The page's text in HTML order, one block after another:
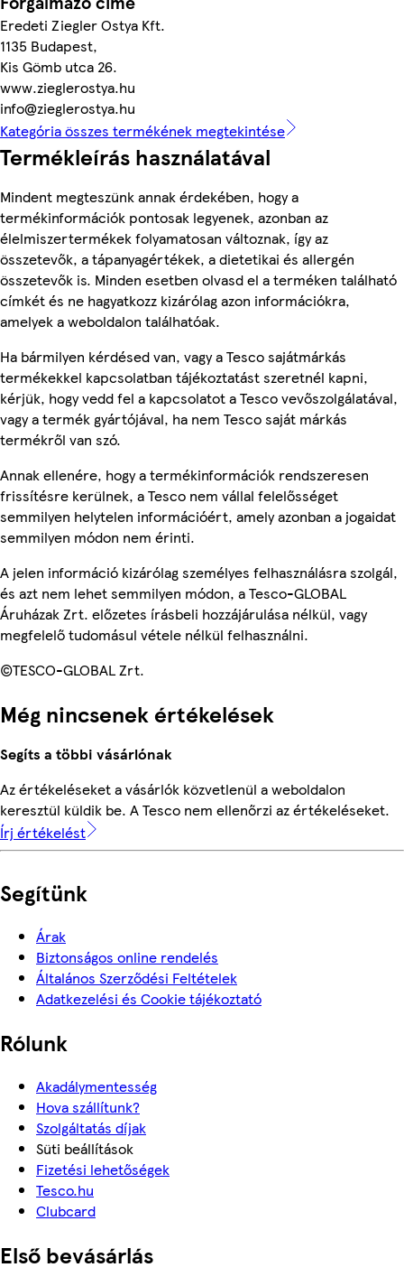
Eredeti Ziegler Ostya Kft.
1135 Budapest,
Kis Gömb utca 26.
www.zieglerostya.hu
info@zieglerostya.hu
Kategória összes termékének megtekintése
Termékleírás használatával
Mindent megteszünk annak érdekében, hogy a
termékinformációk pontosak legyenek, azonban az
élelmiszertermékek folyamatosan változnak, így az
összetevők, a tápanyagértékek, a dietetikai és allergén
összetevők is. Minden esetben olvasd el a terméken található
címkét és ne hagyatkozz kizárólag azon információkra,
amelyek a weboldalon találhatóak.
Ha bármilyen kérdésed van, vagy a Tesco sajátmárkás
termékekkel kapcsolatban tájékoztatást szeretnél kapni,
kérjük, hogy vedd fel a kapcsolatot a Tesco vevőszolgálatával,
vagy a termék gyártójával, ha nem Tesco saját márkás
termékről van szó.
Annak ellenére, hogy a termékinformációk rendszeresen
frissítésre kerülnek, a Tesco nem vállal felelősséget
semmilyen helytelen információért, amely azonban a jogaidat
semmilyen módon nem érinti.
A jelen információ kizárólag személyes felhasználásra szolgál,
és azt nem lehet semmilyen módon, a Tesco-GLOBAL
Áruházak Zrt. előzetes írásbeli hozzájárulása nélkül, vagy
megfelelő tudomásul vétele nélkül felhasználni.
©TESCO-GLOBAL Zrt.
Még nincsenek értékelések
Segíts a többi vásárlónak
Az értékeléseket a vásárlók közvetlenül a weboldalon
keresztül küldik be. A Tesco nem ellenőrzi az értékeléseket.
Írj értékelést
Segítünk
Árak
Biztonságos online rendelés
Általános Szerződési Feltételek
Adatkezelési és Cookie tájékoztató
Rólunk
Akadálymentesség
Hova szállítunk?
Szolgáltatás díjak
Süti beállítások
Fizetési lehetőségek
Tesco.hu
Clubcard
Első bevásárlás